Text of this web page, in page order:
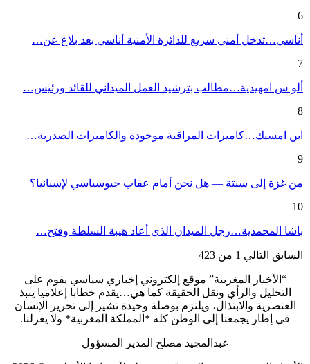
6
أناسي…تدخل أمني سريع للدائرة الأمنية أناسي بعد بلاغ عن…
7
ألو س امهيدية…مطالب بترشيد العمل الميداني للقائد ورئيس…
8
ابن امسيك…كاميرات المراقبة موجودة والكاميرات الصدرية…
9
من غزة إلى سبتة — هل نحن أمام عقاب جيوسياسي لإسبانيا؟
10
باشا المحمدية…رجل الميدان الذي أعاد هيبة السلطة وفتح…
السابق التالي 1 من 423
“الأخبار المغربية” موقع إلكتروني إخباري سياسي يقوم على
التحليل والرأي ونقل الحقيقة كما هي…يقدم خطابا إعلاميا ينبذ
العنصرية والابتذال، ويلتزم بوصلة وحيدة تشير إلى تحرير الإنسان
في إطار يجمعنا إلى الوطن كله *المملكة المغربية* ولا يعزلنا.
عبدالمجيد مصلح المدير المسؤول